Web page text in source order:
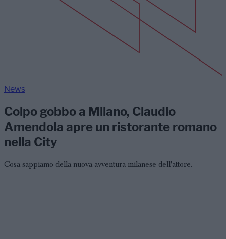
News
Colpo gobbo a Milano, Claudio
Amendola apre un ristorante romano
nella City
Cosa sappiamo della nuova avventura milanese dell'attore.